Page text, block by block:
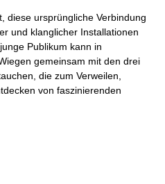
diese ursprüngliche Verbindung
und klanglicher Installationen
Publikum kann in
gemeinsam mit den drei
die zum Verweilen,
von faszinierenden